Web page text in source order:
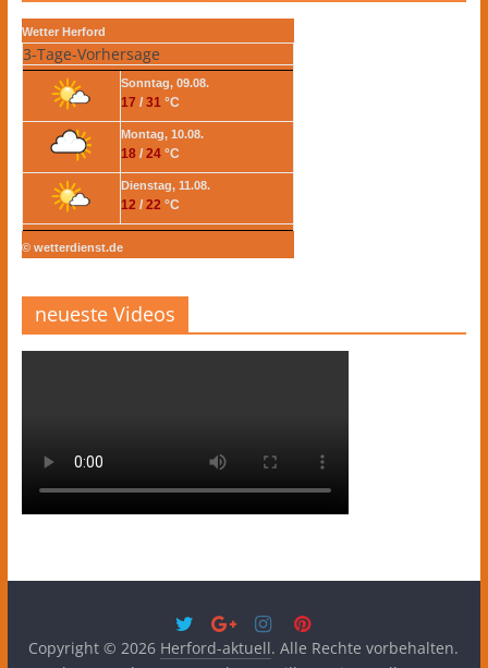
Wetter Herford
3-Tage-Vorhersage
Sonntag, 09.08.
17 / 31°C
Montag, 10.08.
18/ 24°C
Dienstag, 11.08.
12 / 22 °C
© wetterdienst.de
neueste Videos
Copyright © 2026 Herford-aktuell. Alle Rechte vorbehalten.